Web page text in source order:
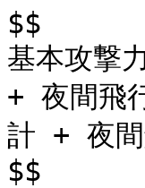
$$
基本攻撃
+ 夜間飛
計 + 夜
$$